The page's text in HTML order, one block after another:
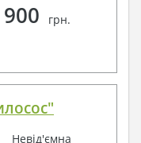
грн.
Невід'ємна